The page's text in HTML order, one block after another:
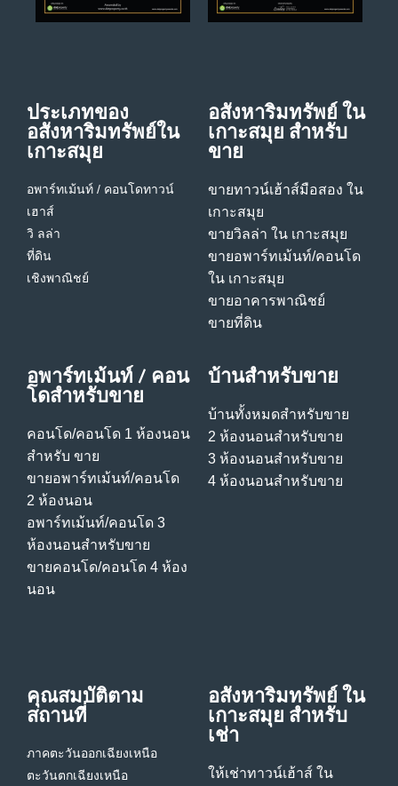
ประเภทของ
อสังหาริมทรัพย์ใน
เกาะสมุย
อพาร์ทเม้นท์ / คอนโดทาวน์
เฮาส์
วิ ลล่า
ที่ดิน
เชิงพาณิชย์
อสังหาริมทรัพย์ ใน
เกาะสมุย สําหรับ
ขาย
ขายทาวน์เฮ้าส์มือสอง ใน
เกาะสมุย
ขายวิลล่า ใน เกาะสมุย
ขายอพาร์ทเม้นท์/คอนโด
ใน เกาะสมุย
ขายอาคารพาณิชย์
ขายที่ดิน
อพาร์ทเม้นท์ / คอน
โดสําหรับขาย
คอนโด/คอนโด 1 ห้องนอน
สําหรับ ขาย
ขายอพาร์ทเม้นท์/คอนโด
2 ห้องนอน
อพาร์ทเม้นท์/คอนโด 3
ห้องนอนสําหรับขาย
ขายคอนโด/คอนโด 4 ห้อง
นอน
บ้านสําหรับขาย
บ้านทั้งหมดสําหรับขาย
2 ห้องนอนสําหรับขาย
3 ห้องนอนสําหรับขาย
4 ห้องนอนสําหรับขาย
คุณสมบัติตาม
สถานที่
ภาคตะวันออกเฉียงเหนือ
ตะวันตกเฉียงเหนือ
อสังหาริมทรัพย์ ใน
เกาะสมุย สําหรับ
เช่า
ให้เช่าทาวน์เฮ้าส์ ใน